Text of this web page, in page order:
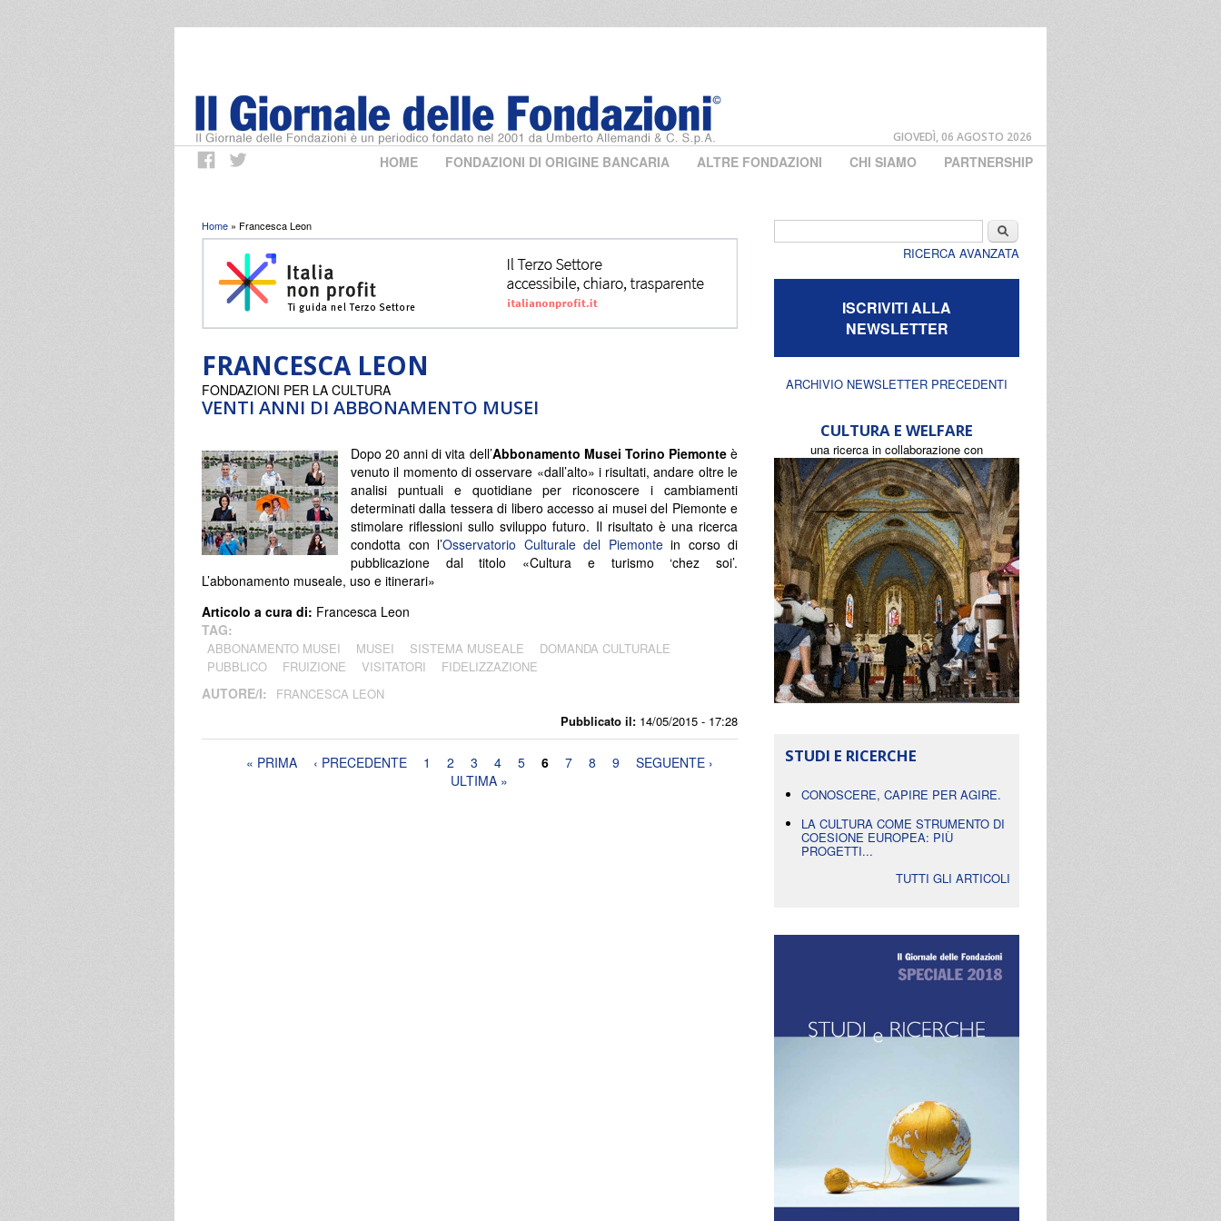
GIOVEDÌ, 06 AGOSTO 2026
HOME FONDAZIONI DI ORIGINE BANCARIA ALTRE FONDAZIONI CHI SIAMO PARTNERSHIP
Tu sei qui
Home » Francesca Leon
FRANCESCA LEON
VENTI ANNI DI ABBONAMENTO MUSEI
Pubblicato il: 14/05/2015 - 17:28
FONDAZIONI PER LA CULTURA
Dopo 20 anni di vita dell’Abbonamento Musei Torino Piemonte è
venuto il momento di osservare «dall’alto» i risultati, andare oltre le
analisi puntuali e quotidiane per riconoscere i cambiamenti
determinati dalla tessera di libero accesso ai musei del Piemonte e
stimolare riflessioni sullo sviluppo futuro. Il risultato è una ricerca
condotta con l’Osservatorio Culturale del Piemontein corso di
pubblicazione dal titolo «Cultura e turismo ‘chez soi’.
L’abbonamento museale, uso e itinerari»
Articolo a cura di: Francesca Leon
TAG:
ABBONAMENTO MUSEI MUSEI SISTEMA MUSEALE
DOMANDA CULTURALE
PUBBLICO
FRUIZIONE VISITATORI FIDELIZZAZIONE
AUTORE/I: FRANCESCA LEON
Pagine« PRIMA ‹ PRECEDENTE 1 2 3 4 5 6 7 8 9
SEGUENTE ›
ULTIMA »
Cerca
RICERCA AVANZATA
ISCRIVITI ALLA
NEWSLETTER
ARCHIVIO NEWSLETTER PRECEDENTI
CULTURA E WELFARE
una ricerca in collaborazione con
STUDI E RICERCHE
CONOSCERE, CAPIRE PER AGIRE.
LA CULTURA COME STRUMENTO DI
COESIONE EUROPEA: PIÙ
PROGETTI...
TUTTI GLI ARTICOLI